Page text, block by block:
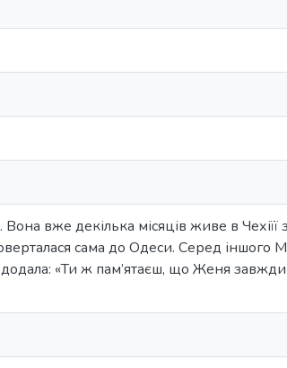
вже декілька місяців живе в Чехіїї
сама до Одеси. Серед іншого
«Ти ж пам’ятаєш, що Женя